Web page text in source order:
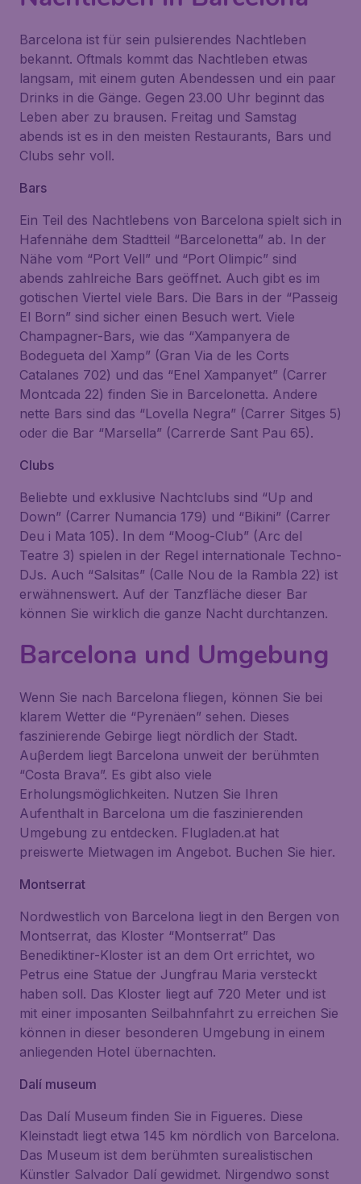
Barcelona ist für sein pulsierendes Nachtleben
bekannt. Oftmals kommt das Nachtleben etwas
langsam, mit einem guten Abendessen und ein paar
Drinks in die Gänge. Gegen 23.00 Uhr beginnt das
Leben aber zu brausen. Freitag und Samstag
abends ist es in den meisten Restaurants, Bars und
Clubs sehr voll.
Bars
Ein Teil des Nachtlebens von Barcelona spielt sich in
Hafennähe dem Stadtteil “Barcelonetta” ab. In der
Nähe vom “Port Vell” und “Port Olimpic” sind
abends zahlreiche Bars geöffnet. Auch gibt es im
gotischen Viertel viele Bars. Die Bars in der “Passeig
El Born” sind sicher einen Besuch wert. Viele
Champagner-Bars, wie das “Xampanyera de
Bodegueta del Xamp” (Gran Via de les Corts
Catalanes 702) und das “Enel Xampanyet” (Carrer
Montcada 22) finden Sie in Barcelonetta. Andere
nette Bars sind das “Lovella Negra” (Carrer Sitges 5)
oder die Bar “Marsella” (Carrerde Sant Pau 65).
Clubs
Beliebte und exklusive Nachtclubs sind “Up and
Down” (Carrer Numancia 179) und “Bikini” (Carrer
Deu i Mata 105). In dem “Moog-Club” (Arc del
Teatre 3) spielen in der Regel internationale Techno-
DJs. Auch “Salsitas” (Calle Nou de la Rambla 22) ist
erwähnenswert. Auf der Tanzfläche dieser Bar
können Sie wirklich die ganze Nacht durchtanzen.
Barcelona und Umgebung
Wenn Sie nach Barcelona fliegen, können Sie bei
klarem Wetter die “Pyrenäen” sehen. Dieses
faszinierende Gebirge liegt nördlich der Stadt.
Auβerdem liegt Barcelona unweit der berühmten
“Costa Brava”. Es gibt also viele
Erholungsmöglichkeiten. Nutzen Sie Ihren
Aufenthalt in Barcelona um die faszinierenden
Umgebung zu entdecken. Flugladen.at hat
preiswerte Mietwagen im Angebot. Buchen Sie hier.
Montserrat
Nordwestlich von Barcelona liegt in den Bergen von
Montserrat, das Kloster “Montserrat” Das
Benediktiner-Kloster ist an dem Ort errichtet, wo
Petrus eine Statue der Jungfrau Maria versteckt
haben soll. Das Kloster liegt auf 720 Meter und ist
mit einer imposanten Seilbahnfahrt zu erreichen Sie
können in dieser besonderen Umgebung in einem
anliegenden Hotel übernachten.
Dalí museum
Das Dalí Museum finden Sie in Figueres. Diese
Kleinstadt liegt etwa 145 km nördlich von Barcelona.
Das Museum ist dem berühmten surealistischen
Künstler Salvador Dalí gewidmet. Nirgendwo sonst